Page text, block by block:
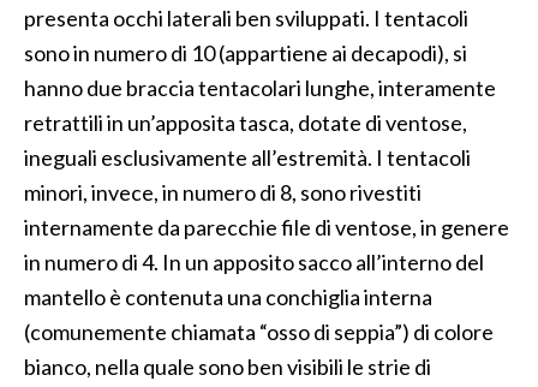
presenta occhi laterali ben sviluppati. I tentacoli
sono in numero di 10 (appartiene ai decapodi), si
hanno due braccia tentacolari lunghe, interamente
retrattili in un’apposita tasca, dotate di ventose,
ineguali esclusivamente all’estremità. I tentacoli
minori, invece, in numero di 8, sono rivestiti
internamente da parecchie file di ventose, in genere
in numero di 4. In un apposito sacco all’interno del
mantello è contenuta una conchiglia interna
(comunemente chiamata “osso di seppia”) di colore
bianco, nella quale sono ben visibili le strie di